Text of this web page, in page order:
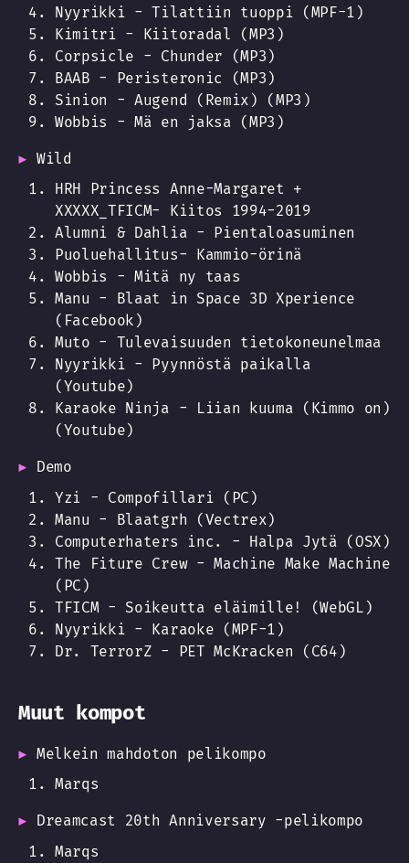
Nyyrikki - Tilattiin tuoppi (MPF-1)
Kimitri - Kiitoradal (MP3)
Corpsicle - Chunder (MP3)
BAAB - Peristeronic (MP3)
Sinion - Augend (Remix) (MP3)
Wobbis - Mä en jaksa (MP3)
Wild
HRH Princess Anne-Margaret +
XXXXX_TFICM- Kiitos 1994-2019
Alumni & Dahlia - Pientaloasuminen
Puoluehallitus- Kammio-örinä
Wobbis - Mitä ny taas
Manu - Blaat in Space 3D Xperience
(Facebook)
Muto - Tulevaisuuden tietokoneunelmaa
Nyyrikki - Pyynnöstä paikalla
(Youtube)
Karaoke Ninja - Liian kuuma (Kimmo on)
(Youtube)
Demo
Yzi - Compofillari (PC)
Manu - Blaatgrh (Vectrex)
Computerhaters inc. - Halpa Jytä (OSX)
The Fiture Crew - Machine Make Machine
(PC)
TFICM - Soikeutta eläimille! (WebGL)
Nyyrikki - Karaoke (MPF-1)
Dr. TerrorZ - PET McKracken (C64)
Muut kompot
Melkein mahdoton pelikompo
Marqs
Dreamcast 20th Anniversary -pelikompo
Marqs